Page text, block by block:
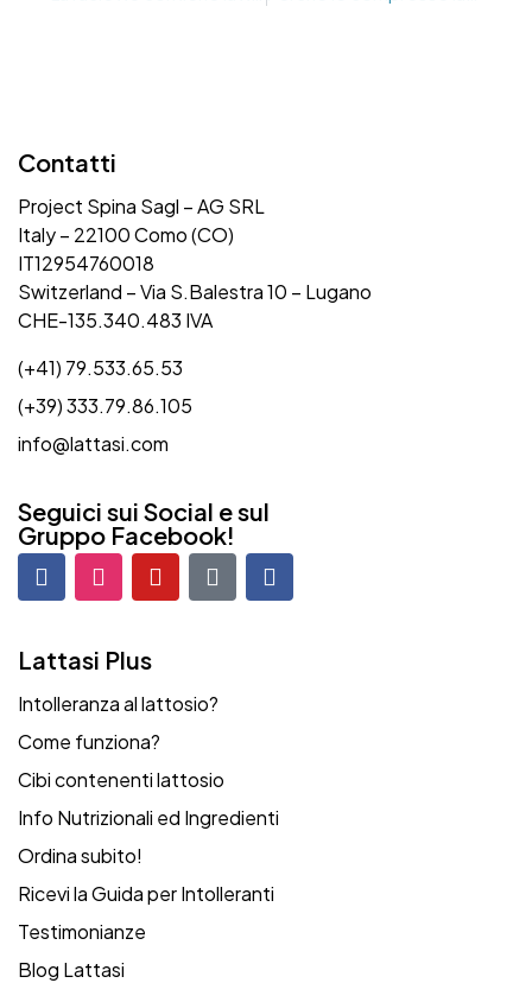
Contatti
Project Spina Sagl – AG SRL
Italy – 22100 Como (CO)
IT12954760018
Switzerland – Via S.Balestra 10 – Lugano
CHE-135.340.483 IVA
(+41) 79.533.65.53
(+39) 333.79.86.105
info@lattasi.com
Seguici sui Social e sul
Gruppo Facebook!
Lattasi Plus
Intolleranza al lattosio?
Come funziona?
Cibi contenenti lattosio
Info Nutrizionali ed Ingredienti
Ordina subito!
Ricevi la Guida per Intolleranti
Testimonianze
Blog Lattasi